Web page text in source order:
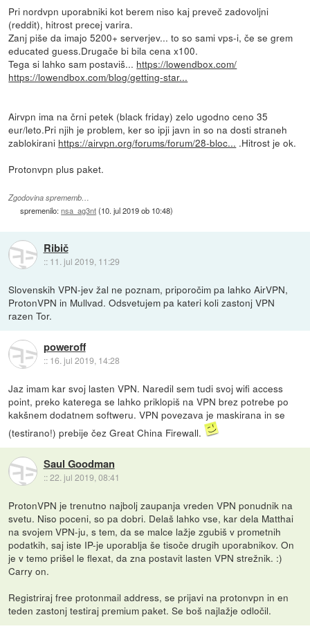
Pri nordvpn uporabniki kot berem niso kaj preveč zadovoljni
(reddit), hitrost precej varira.
Zanj piše da imajo 5200+ serverjev... to so sami vps-i, če se grem
educated guess.Drugače bi bila cena x100.
Tega si lahko sam postaviš... https://lowendbox.com/
https://lowendbox.com/blog/getting-star...
Airvpn ima na črni petek (black friday) zelo ugodno ceno 35
eur/leto.Pri njih je problem, ker so ipji javn in so na dosti straneh
zablokirani https://airvpn.org/forums/forum/28-bloc... .Hitrost je ok.
Protonvpn plus paket.
Zgodovina sprememb…
spremenilo:nsa_ag3nt(10. jul 2019 ob 10:48)
Ribič
:: 11. jul 2019, 11:29
Slovenskih VPN-jev žal ne poznam, priporočim pa lahko AirVPN,
ProtonVPN in Mullvad. Odsvetujem pa kateri koli zastonj VPN
razen Tor.
poweroff
:: 16. jul 2019, 14:28
Jaz imam kar svoj lasten VPN. Naredil sem tudi svoj wifi access
point, preko katerega se lahko priklopiš na VPN brez potrebe po
kakšnem dodatnem softweru. VPN povezava je maskirana in se
(testirano!) prebije čez Great China Firewall.
Saul Goodman
::22. jul 2019, 08:41
ProtonVPN je trenutno najbolj zaupanja vreden VPN ponudnik na
svetu. Niso poceni, so pa dobri. Delaš lahko vse, kar dela Matthai
na svojem VPN-ju, s tem, da se malce lažje zgubiš v prometnih
podatkih, saj iste IP-je uporablja še tisoče drugih uporabnikov. On
je v temo prišel le flexat, da zna postavit lasten VPN strežnik. :)
Carry on.
Registriraj free protonmail address, se prijavi na protonvpn in en
teden zastonj testiraj premium paket. Se boš najlažje odločil.